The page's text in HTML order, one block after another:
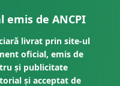
emis de ANCPI
livrat prin site-ul
oficial, emis de
și publicitate
și acceptat de